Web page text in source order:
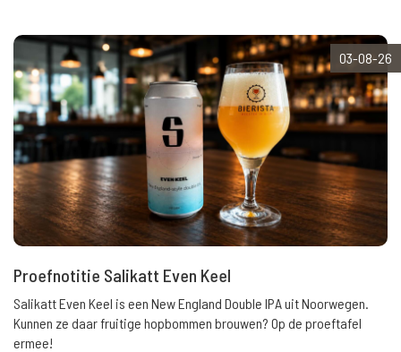
03-08-26
Proefnotitie Salikatt Even Keel
Salikatt Even Keel is een New England Double IPA uit Noorwegen.
Kunnen ze daar fruitige hopbommen brouwen? Op de proeftafel
ermee!